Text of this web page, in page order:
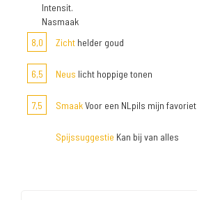
Intensit.
Nasmaak
8,0
Zicht helder goud
6,5 Neus licht hoppige tonen
7,5 SmaakVoor een NLpils mijn favoriet
Spijssuggestie Kan bij van alles